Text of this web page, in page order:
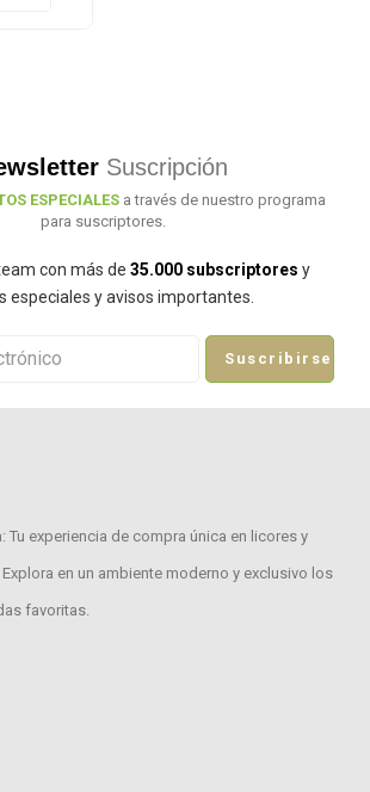
Suscripción
ESPECIALES a través de nuestro programa
para suscriptores.
con más de 35.000 subscriptores y
especiales y avisos importantes.
Suscribirse
Tu experiencia de compra única en licores y
en un ambiente moderno y exclusivo los
favoritas.